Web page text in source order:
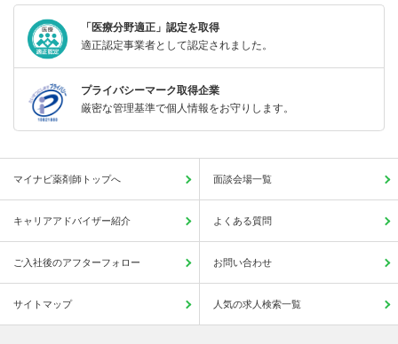
「医療分野適正」認定を取得
適正認定事業者として認定されました。
プライバシーマーク取得企業
厳密な管理基準で個人情報をお守りします。
マイナビ薬剤師トップへ 面談会場一覧
キャリアアドバイザー紹介 よくある質問
ご入社後のアフターフォロー お問い合わせ
サイトマップ 人気の求人検索一覧